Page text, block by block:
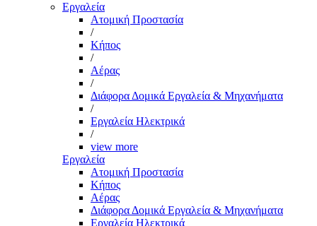
Εργαλεία
Aτομική Προστασία
/
Kήπος
/
Αέρας
/
Διάφορα Δομικά Εργαλεία & Μηχανήματα
/
Εργαλεία Ηλεκτρικά
/
view more
Εργαλεία
Aτομική Προστασία
Kήπος
Αέρας
Διάφορα Δομικά Εργαλεία & Μηχανήματα
Εργαλεία Ηλεκτρικά